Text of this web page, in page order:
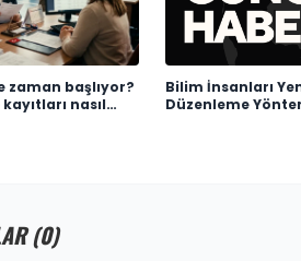
zaman başlıyor?
nasıl
Bilim İnsanları
Düzenleme
(0)